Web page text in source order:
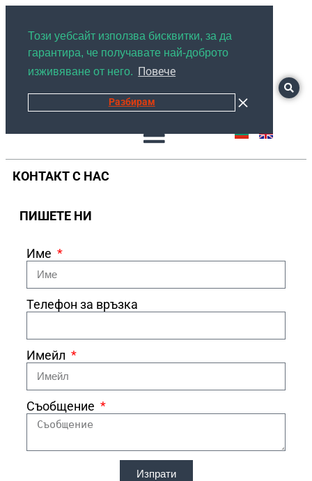
Този уебсайт използва бисквитки, за да
гарантира, че получавате най-доброто
изживяване от него.
Повече
Разбирам
КОНТАКТ С НАС
ПИШЕТЕ НИ
Име
Телефон за връзка
Имейл
Съобщение
Изпрати